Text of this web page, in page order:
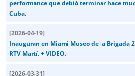
performance que debió terminar hace
Cuba.
[2026-04-19]
Inauguran en Miami Museo de la Brigada
RTV Martí. + VIDEO.
[2026-03-31]